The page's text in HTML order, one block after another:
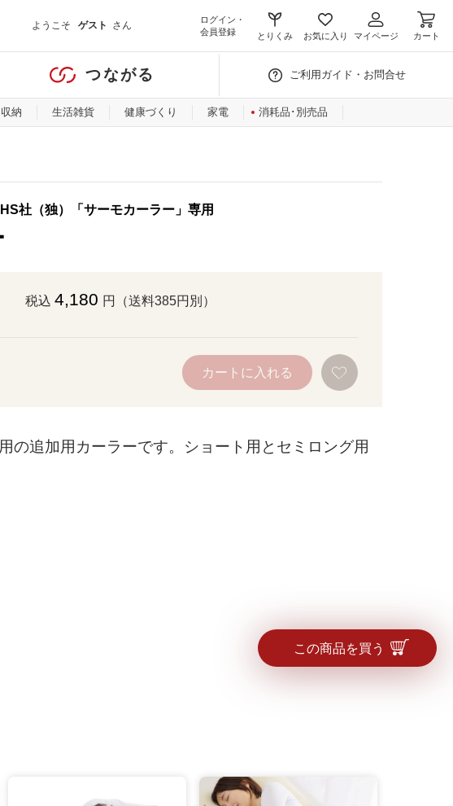
ようこそ ゲスト さん
ログイン・
会員登録
とりくみ お気に入り マイページ カート
つながる ご利用ガイド・お問合せ
納 生活雑貨 健康づくり 家電 消耗品･別売品
社（独）「サーモカーラー」専用
税込 4,180 円（送料385円別）
カートに入れる
追
加
の追加用カーラーです。ショート用とセミロング用
この商品を買う